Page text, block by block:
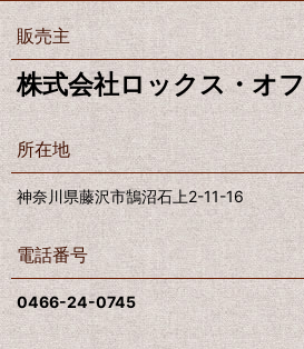
販売主
株式会社ロックス・オフ
所在地
神奈川県藤沢市鵠沼石上2-11-16
電話番号
0466-24-0745